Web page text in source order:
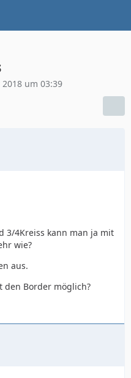
um 03:39
3/4Kreiss kann man ja mit
wie?
aus.
den Border möglich?